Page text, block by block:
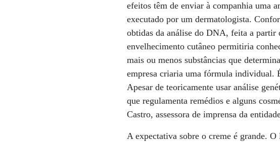
efeitos têm de enviar à companhia uma
executado por um dermatologista.
obtidas da análise do DNA, feita a partir
envelhecimento cutâneo permitiria
mais ou menos substâncias que
empresa criaria uma fórmula individual.
Apesar de teoricamente usar análise
que regulamenta remédios e alguns
Castro, assessora de imprensa da
A expectativa sobre o creme é grande.